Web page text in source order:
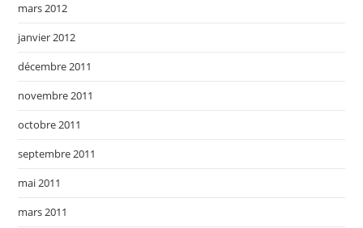
mars 2012
janvier 2012
décembre 2011
novembre 2011
octobre 2011
septembre 2011
mai 2011
mars 2011